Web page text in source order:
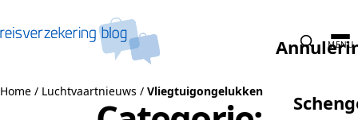
MENU
Home / Luchtvaartnieuws / Vliegtuigongelukken